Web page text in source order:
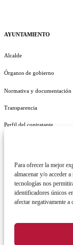
Para ofrecer la mejor
almacenar y/o acceder
tecnologías nos
identificadores únicos
afectar negativamente a
AYUNTAMIENTO
Alcalde
Órganos de gobierno
Normativa y documentación
Transparencia
Perfil del contratante